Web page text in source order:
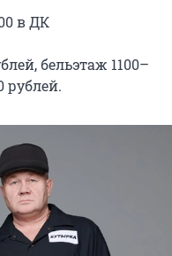
в ДК
бельэтаж 1100–
рублей.